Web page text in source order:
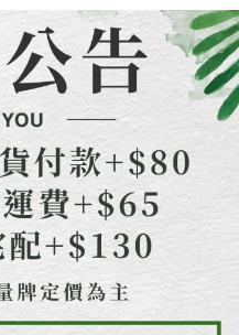
契約關係目的，商店將以您的個人
灣大哥大進項蒐集、處理及利用，
之確認、核對及更正。
https://oppay.tw/userRule
之結帳頁面顯示為準，若有關於
關疑問，請聯繫「AFTEE先享後付
support/home
「AFTEE先享後付」服務完成之交
料，並將交易相關給付款項請求債
網址：
人或監護人之同意方可使用
引起之損失，本公司不負相關責
個別帳號之用戶狀況，依本公司即
不足之情形，本公司將視審查結果
運費
運費